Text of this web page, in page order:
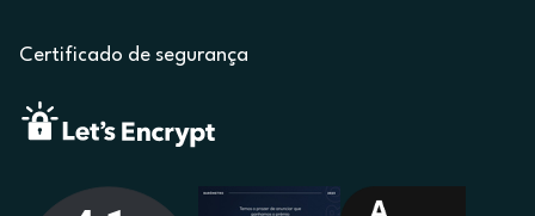
Certificado de segurança